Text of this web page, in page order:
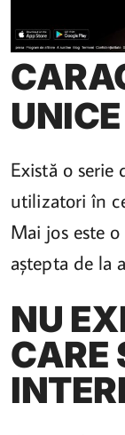
UNICE
Există o serie
utilizatori în
Mai jos este
aștepta de la
NU
CARE